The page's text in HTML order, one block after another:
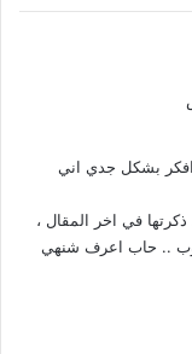
بشكل جدي اني
في اخر المقال ،
.. حاب اعرف شنهي